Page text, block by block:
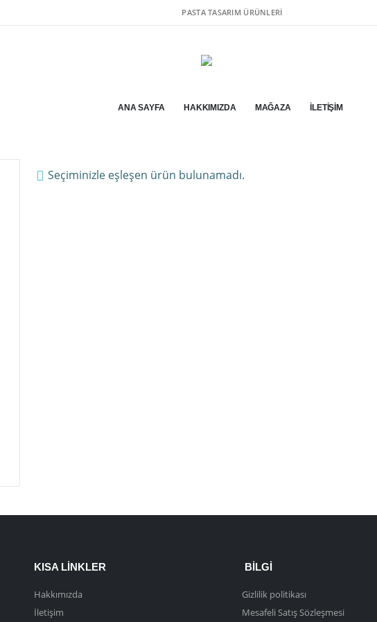
PASTA TASARIM ÜRÜNLERI
ANA SAYFA HAKKIMIZDA MAĞAZA İLETIŞIM
Seçiminizle eşleşen ürün bulunamadı.
KISA LINKLER
Hakkımızda
İletişim
BILGI
Gizlilik politikası
Mesafeli Satış Sözleşmesi